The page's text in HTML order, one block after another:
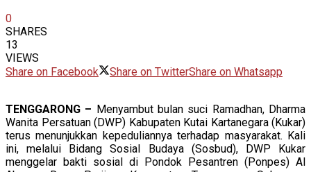
0
SHARES
13
VIEWS
Share on Facebook
Share on TwitterShare on Whatsapp
TENGGARONG – Menyambut bulan suci Ramadhan, Dharma
Wanita Persatuan (DWP) Kabupaten Kutai Kartanegara (Kukar)
terus menunjukkan kepeduliannya terhadap masyarakat. Kali
ini, melalui Bidang Sosial Budaya (Sosbud), DWP Kukar
menggelar bakti sosial di Pondok Pesantren (Ponpes) Al